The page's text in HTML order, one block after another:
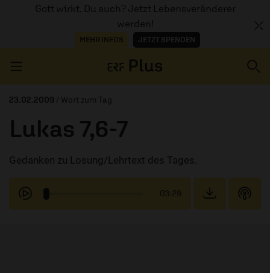
Gott wirkt. Du auch? Jetzt Lebensveränderer
werden!
MEHR INFOS JETZT SPENDEN
AUDIOTHEK
PROGRAMM
23.02.2009 / Wort zum Tag
Lukas 7,6-7
Gedanken zu Losung/Lehrtext des Tages.
03:29